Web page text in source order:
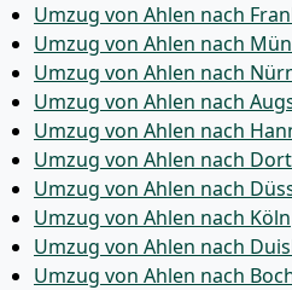
Umzug von Ahlen nach
Umzug von Ahlen nach
Umzug von Ahlen nach
Umzug von Ahlen nach
Umzug von Ahlen nach
Umzug von Ahlen nach
Umzug von Ahlen nach
Umzug von Ahlen nach Köln
Umzug von Ahlen nach
Umzug von Ahlen nach